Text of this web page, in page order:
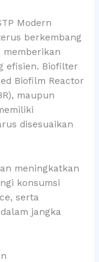
Modern
berkembang
memberikan
efisien. Biofilter
Biofilm Reactor
maupun
disesuaikan
meningkatkan
konsumsi
serta
jangka